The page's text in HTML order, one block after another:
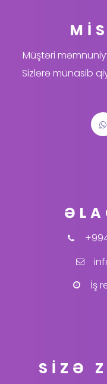
Müştəri
Sizlərə münasib
İş
SİZƏ